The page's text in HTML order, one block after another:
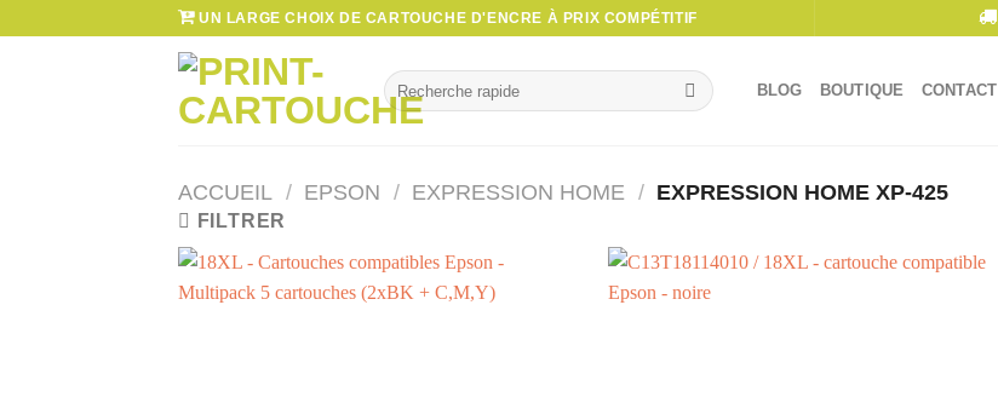
UN LARGE CHOIX DE CARTOUCHE D'ENCRE À PRIX COMPÉTITIF
Recherche
pour :
BLOG BOUTIQUE CONTACT
ACCUEIL / EPSON / EXPRESSION HOME / EXPRESSION HOME XP-425
FILTRER